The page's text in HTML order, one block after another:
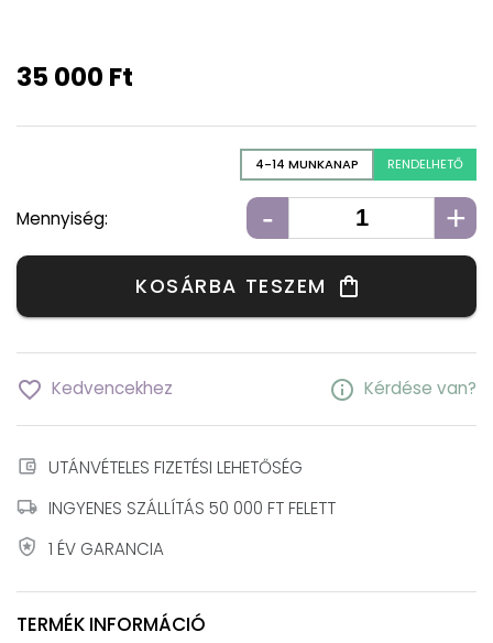
35 000 Ft
4-14 MUNKANAP RENDELHETŐ
Mennyiség: - +
KOSÁRBA TESZEM shopping_bag
favorite_border Kedvencekhez info Kérdése van?
account_balance_wallet UTÁNVÉTELES FIZETÉSI LEHETŐSÉG
local_shipping INGYENES SZÁLLÍTÁS 50 000 FT FELETT
local_police 1 ÉV GARANCIA
TERMÉK INFORMÁCIÓ